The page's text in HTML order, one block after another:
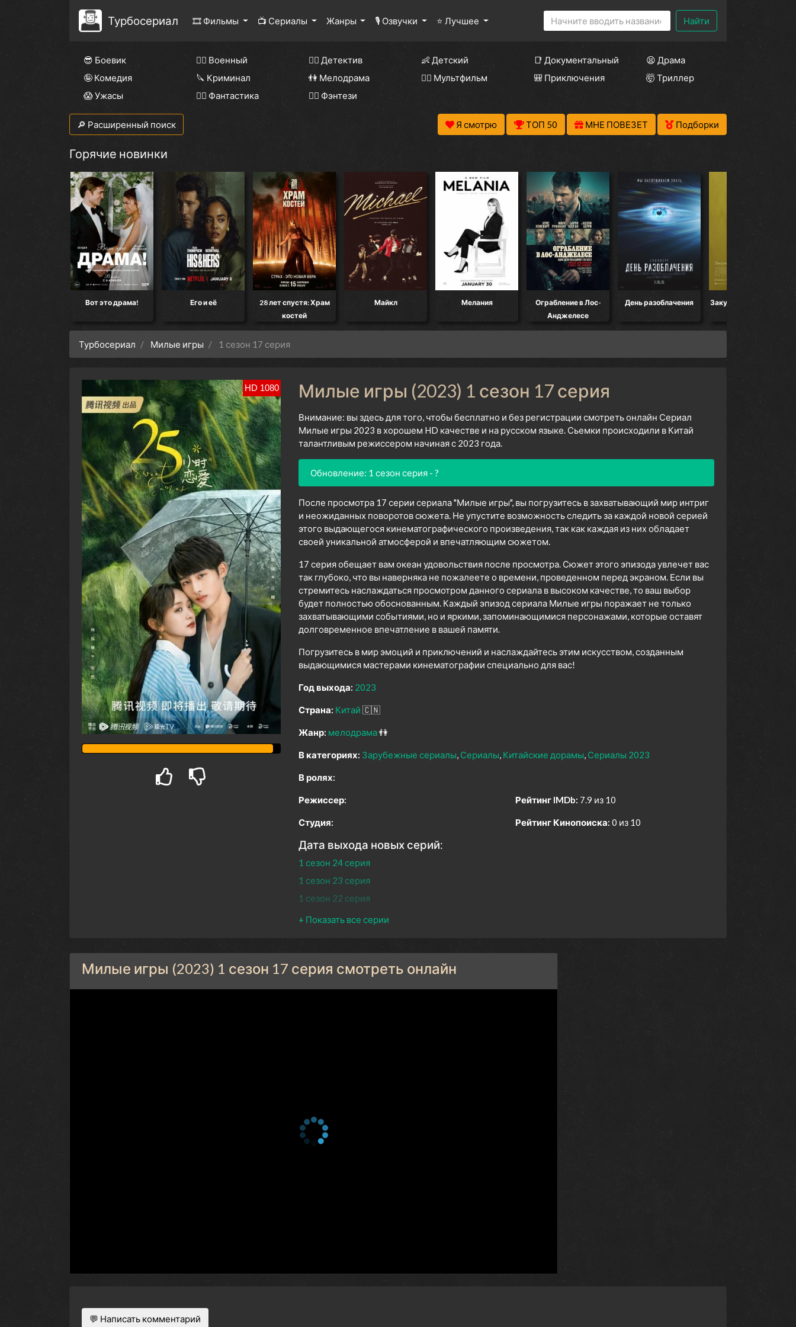
Турбосериал 🎞 Фильмы 📺 Сериалы Жанры 🎙 Озвучки ⭐ Лучшее Найти
😎 Боевик 👨‍✈️ Военный 🕵️‍♂️ Детектив 👶 Детский 📑 Документальный
😫 Драма
🤪 Комедия
🔪 Криминал 👫 Мелодрама 🧚‍♀️ Мультфильм 🎒 Приключения
🤯 Триллер
😱 Ужасы
🧙‍♀️ Фантастика 🧝‍♂️ Фэнтези
🔎 Расширенный поиск Я смотрю ТОП 50 МНЕ ПОВЕЗЕТ Подборки
Горячие новинки
Вот это драма! Его и её
28 лет спустя: Храм
костей
Майкл Мелания
Ограбление в Лос-
Анджелесе
День разоблачения Закулисье реальности
Турбосериал Милые игры 1 сезон 17 серия
HD 1080 Милые игры (2023) 1 сезон 17 серия
Внимание: вы здесь для того, чтобы бесплатно и без регистрации смотреть онлайн Сериал
Милые игры 2023 в хорошем HD качестве и на русском языке. Сьемки происходили в Китай
талантливым режиссером начиная с 2023 года.
Обновление: 1 сезон серия - ?
После просмотра 17 серии сериала "Милые игры", вы погрузитесь в захватывающий мир интриг
и неожиданных поворотов сюжета. Не упустите возможность следить за каждой новой серией
этого выдающегося кинематографического произведения, так как каждая из них обладает
своей уникальной атмосферой и впечатляющим сюжетом.
17 серия обещает вам океан удовольствия после просмотра. Сюжет этого эпизода увлечет вас
так глубоко, что вы наверняка не пожалеете о времени, проведенном перед экраном. Если вы
стремитесь наслаждаться просмотром данного сериала в высоком качестве, то ваш выбор
будет полностью обоснованным. Каждый эпизод сериала Милые игры поражает не только
захватывающими событиями, но и яркими, запоминающимися персонажами, которые оставят
долговременное впечатление в вашей памяти.
Погрузитесь в мир эмоций и приключений и наслаждайтесь этим искусством, созданным
выдающимися мастерами кинематографии специально для вас!
Год выхода: 2023
Страна: Китай 🇨🇳
Жанр: мелодрама👫
В категориях: Зарубежные сериалы Сериалы Китайские дорамы Сериалы 2023
В ролях:
Режиссер:
Студия:
Рейтинг IMDb: 7.9 из 10
Рейтинг Кинопоиска: 0 из 10
Дата выхода новых серий:
1 сезон 24 серия
1 сезон 23 серия
1 сезон 22 серия
1 сезон 21 серия
1 сезон 19 серия
1 сезон 18 серия
1 сезон 17 серия
1 сезон 9 серия
1 сезон 8 серия
1 сезон 1 серия
Милые игры (2023) 1 сезон 17 серия смотреть онлайн
💬 Написать комментарий